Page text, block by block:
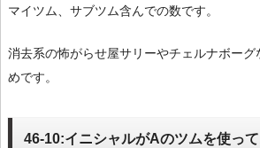
マイツム、サブツム含んでの数です。
消去系の怖がらせ屋サリーやチェルナボー
めです。
46-10:イニシャルがAのツムを使っ